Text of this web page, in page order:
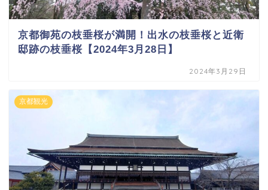
京都御苑の枝垂桜が満開！出水の枝垂桜と近衛
邸跡の枝垂桜【2024年3月28日】
2024年3月29日
京都観光